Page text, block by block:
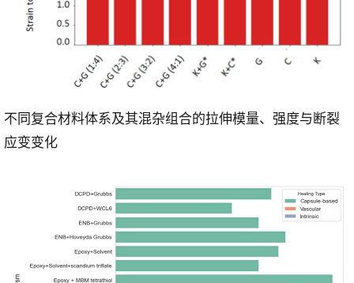
不同复合材料体系及其混杂组合的拉伸模量、强度与断裂
应变变化